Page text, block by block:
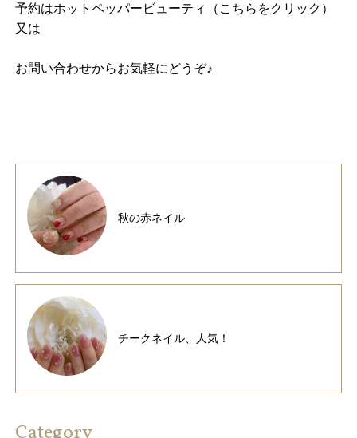
予約はホットペッパービューティ（こちらをクリック）
又は
お問い合わせからお気軽にどうぞ♪
秋の赤ネイル
チークネイル、人気！